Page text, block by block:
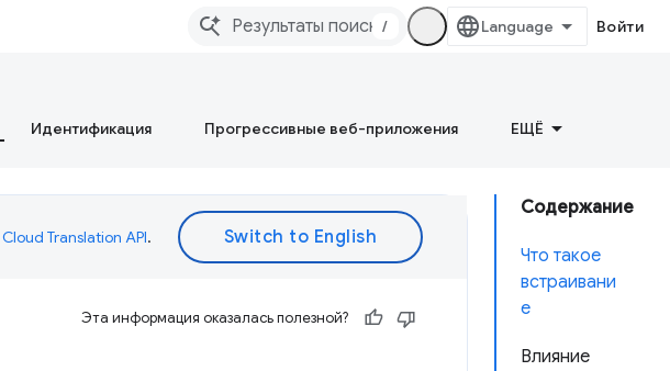
/ Войти
Идентификация Прогрессивные веб-приложения ЕЩЁ
Содержание
Что такое
встраивани
е
Влияние
Cloud Translation API.
Эта информация оказалась полезной?